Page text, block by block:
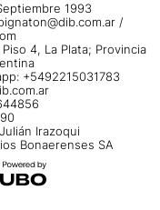
1993
/
4, La Plata; Provincia
+5492215031783
Irazoqui
Bonaerenses SA